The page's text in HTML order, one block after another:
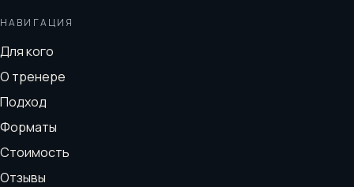
НАВИГАЦИЯ
Для кого
О тренере
Подход
Форматы
Стоимость
Отзывы